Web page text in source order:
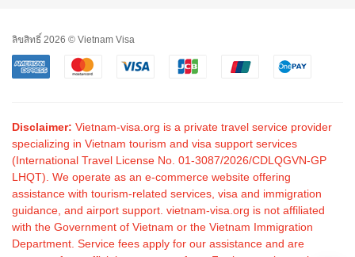
ลิขสิทธิ์ 2026 © Vietnam Visa
Disclaimer: Vietnam-visa.org is a private travel service provider
specializing in Vietnam tourism and visa support services
(International Travel License No. 01-3087/2026/CDLQGVN-GP
LHQT). We operate as an e-commerce website offering
assistance with tourism-related services, visa and immigration
guidance, and airport support. vietnam-visa.org is not affiliated
with the Government of Vietnam or the Vietnam Immigration
Department. Service fees apply for our assistance and are